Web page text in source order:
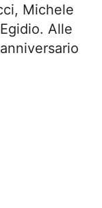
Michele
Alle